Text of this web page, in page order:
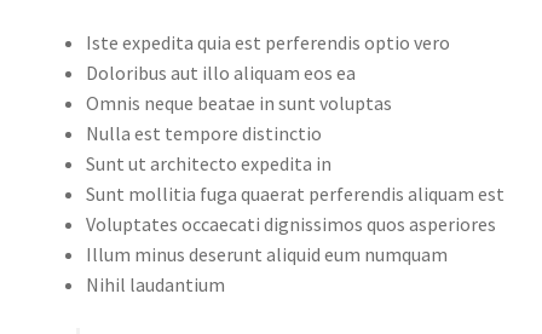
Iste expedita quia est perferendis optio vero
Doloribus aut illo aliquam eos ea
Omnis neque beatae in sunt voluptas
Nulla est tempore distinctio
Sunt ut architecto expedita in
Sunt mollitia fuga quaerat perferendis aliquam est
Voluptates occaecati dignissimos quos asperiores
Illum minus deserunt aliquid eum numquam
Nihil laudantium